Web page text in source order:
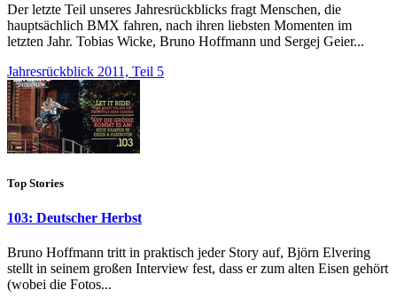
Der letzte Teil unseres Jahresrückblicks fragt Menschen, die
hauptsächlich BMX fahren, nach ihren liebsten Momenten im
letzten Jahr. Tobias Wicke, Bruno Hoffmann und Sergej Geier...
Jahresrückblick 2011, Teil 5
Top Stories
103: Deutscher Herbst
Bruno Hoffmann tritt in praktisch jeder Story auf, Björn Elvering
stellt in seinem großen Interview fest, dass er zum alten Eisen gehört
(wobei die Fotos...